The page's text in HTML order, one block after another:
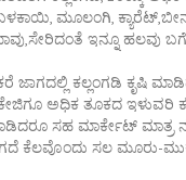
ಮೂಲಂಗಿ,
ಇನ್ನೂ ಹಲವು
ಜಾಗದಲ್ಲಿ ಕಲ್ಲಂಗಡಿ ಕೃಷಿ
ಕೇಜಿಗೂ ಅಧಿಕ ತೂಕದ ಇಳುವರಿ
ಸಹ ಮಾರ್ಕೇಟ್ ಮಾತ್ರ
ಸಲ ಮೂರು-